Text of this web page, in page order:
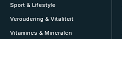
Sport & Lifestyle
Veroudering & Vitaliteit
Vitamines & Mineralen